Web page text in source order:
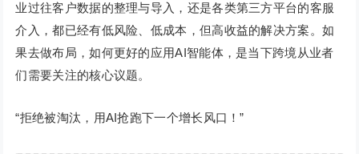
业过往客户数据的整理与导入，还是各类第三方平台的客服
介入，都已经有低风险、低成本，但高收益的解决方案。如
果去做布局，如何更好的应用AI智能体，是当下跨境从业者
们需要关注的核心议题。
“拒绝被淘汰，用AI抢跑下一个增长风口！”